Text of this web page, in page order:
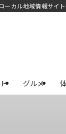
カル地域情報サイ
グルメ